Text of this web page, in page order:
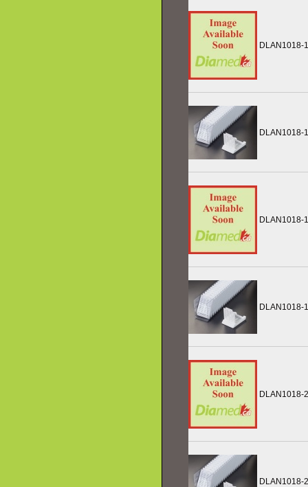
DLAN1018-
DLAN1018-
DLAN1018-
DLAN1018-
DLAN1018-2
DLAN1018-